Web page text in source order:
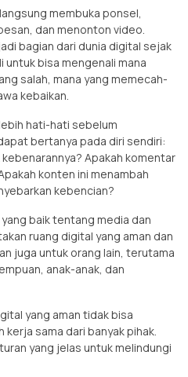
membuka ponsel,
dan menonton video.
bagian dari dunia digital sejak
untuk bisa mengenali mana
salah, mana yang memecah-
kebaikan.
hati-hati sebelum
bertanya pada diri sendiri:
Apakah komentar
konten ini menambah
kebencian?
baik tentang media dan
ruang digital yang aman dan
juga untuk orang lain, terutama
anak-anak, dan
yang aman tidak bisa
kerja sama dari banyak pihak.
yang jelas untuk melindungi